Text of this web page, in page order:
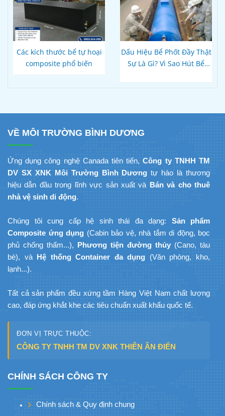
Các kích thước bể tự hoại
composite phổ biến
Dấu Hiệu Bể Phốt Đầy Thật
Sự Là Gì? Vì Sao Hút Bể
Chậm?
VỀ MÔI TRƯỜNG BÌNH DƯƠNG
Ứng dụng công nghệ Canada tiên tiến,Công ty TNHH TM
DV SX XNK Môi Trường Bình Dương tự hào là thương
hiệu dẫn đầu trong lĩnh vực sản xuất và Bán và cho thuê
nhà vệ sinh di động.
Chúng tôi cung cấp hệ sinh thái đa dạng: Sản phẩm
Composite ứng dụng (Cabin bảo vệ, nhà tắm di động, bọc
phủ chống thấm...), Phương tiện đường thủy (Cano, tàu
bè), và Hệ thống Container đa dụng (Văn phòng, kho,
lạnh...).
Tất cả sản phẩm đều xứng tầm Hàng Việt Nam chất lượng
cao, đáp ứng khắt khe các tiêu chuẩn xuất khẩu quốc tế.
ĐƠN VỊ TRỰC THUỘC:
CÔNG TY TNHH TM DV XNK THIÊN ÂN ĐIỂN
CHÍNH SÁCH CÔNG TY
Chính sách & Quy định chung